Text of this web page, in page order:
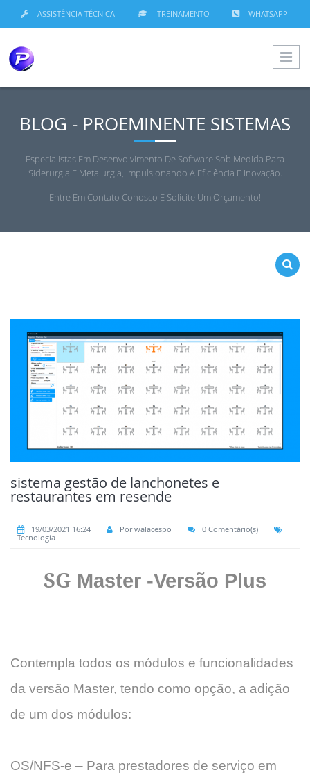
ASSISTÊNCIA TÉCNICA TREINAMENTO WHATSAPP
BLOG - PROEMINENTE SISTEMAS
Especialistas Em Desenvolvimento De Software Sob Medida Para
Siderurgia E Metalurgia, Impulsionando A Eficiência E Inovação.
Entre Em Contato Conosco E Solicite Um Orçamento!
sistema gestão de lanchonetes e
restaurantes em resende
19/03/2021 16:24 Por walacespo
0 Comentário(s)
Tecnologia
SG Master -Versão Plus
Contempla todos os módulos e funcionalidades
da versão Master, tendo como opção, a adição
de um dos módulos:
OS/NFS-e – Para prestadores de serviço em